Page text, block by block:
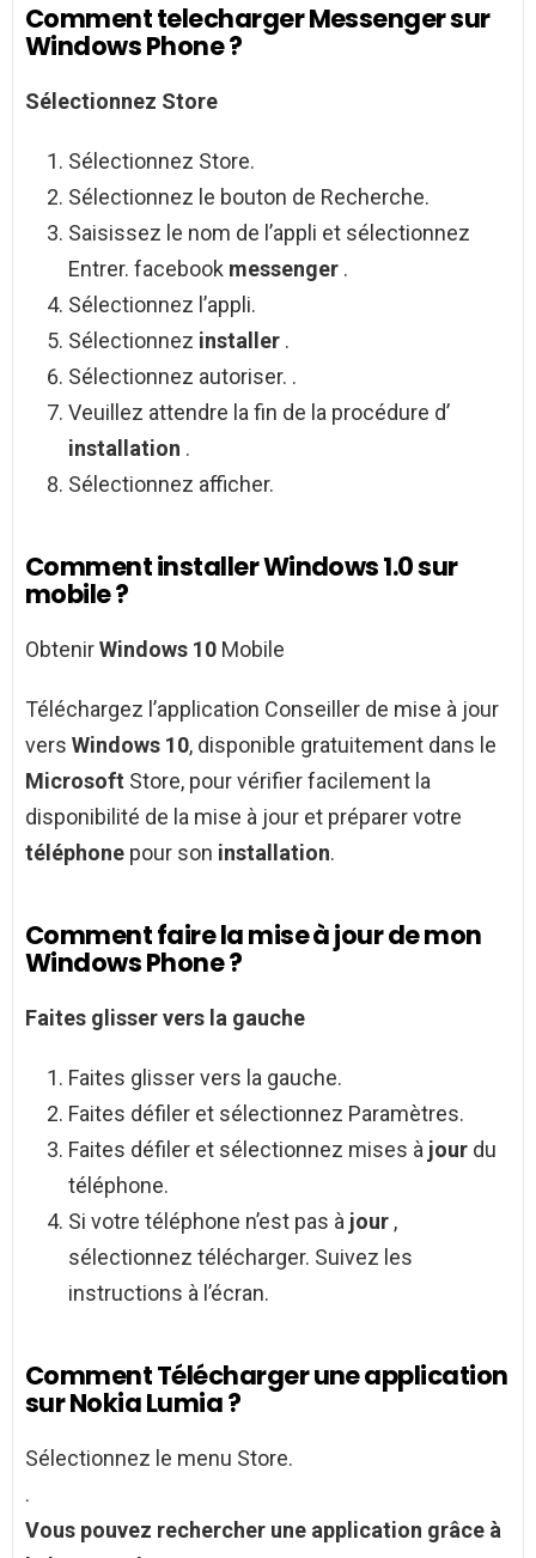
Comment telecharger Messenger sur
Windows Phone ?
Sélectionnez Store
Sélectionnez Store.
Sélectionnez le bouton de Recherche.
Saisissez le nom de l’appli et sélectionnez
Entrer. facebook messenger .
Sélectionnez l’appli.
Sélectionnez installer .
Sélectionnez autoriser. .
Veuillez attendre la fin de la procédure d’
installation .
Sélectionnez afficher.
Comment installer Windows 1.0 sur
mobile ?
ObtenirWindows 10 Mobile
Téléchargez l’application Conseiller de mise à jour
vers Windows 10, disponible gratuitement dans le
Microsoft Store, pour vérifier facilement la
disponibilité de la mise à jour et préparer votre
téléphone pour son installation.
Comment faire la mise à jour de mon
Windows Phone ?
Faites glisser vers la gauche
Faites glisser vers la gauche.
Faites défiler et sélectionnez Paramètres.
Faites défiler et sélectionnez mises à jour du
téléphone.
Si votre téléphone n’est pas à jour ,
sélectionnez télécharger. Suivez les
instructions à l’écran.
Comment Télécharger une application
sur Nokia Lumia ?
Sélectionnez le menu Store.
.
Vous pouvez rechercher une application grâce à